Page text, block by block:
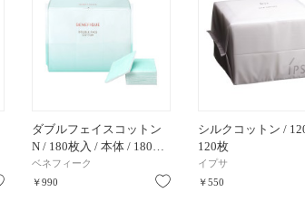
お気に入り
ダブルフェイスコットン
N / 180枚入 / 本体 / 180…
ベネフィーク
￥990
お気に入り
シルクコットン /
120枚
イプサ
￥550